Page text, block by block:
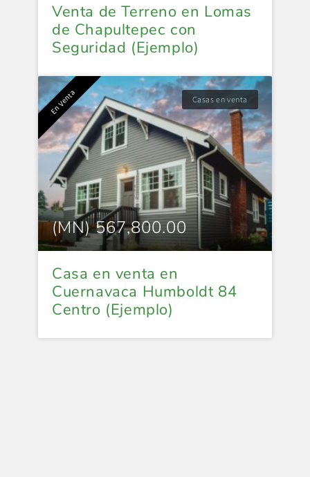
Venta de Terreno en Lomas
de Chapultepec con
Seguridad (Ejemplo)
En Venta Casas en venta
(MN) 567,800.00
Casa en venta en
Cuernavaca Humboldt 84
Centro (Ejemplo)